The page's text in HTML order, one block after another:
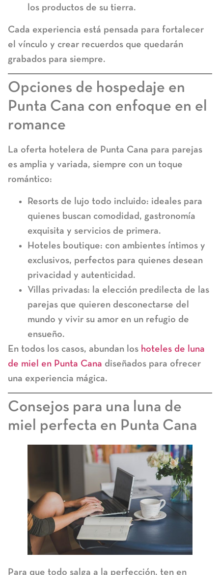
los productos de su tierra.
Cada experiencia está pensada para fortalecer
el vínculo y crear recuerdos que quedarán
grabados para siempre.
Opciones de hospedaje en
Punta Cana con enfoque en el
romance
La oferta hotelera de Punta Cana para parejas
es amplia y variada, siempre con un toque
romántico:
Resorts de lujo todo incluido: ideales para
quienes buscan comodidad, gastronomía
exquisita y servicios de primera.
Hoteles boutique: con ambientes íntimos y
exclusivos, perfectos para quienes desean
privacidad y autenticidad.
Villas privadas: la elección predilecta de las
parejas que quieren desconectarse del
mundo y vivir su amor en un refugio de
ensueño.
En todos los casos, abundan los hoteles de luna
de miel en Punta Cana diseñados para ofrecer
una experiencia mágica.
Consejos para una luna de
miel perfecta en Punta Cana
Para que todo salga a la perfección, ten en